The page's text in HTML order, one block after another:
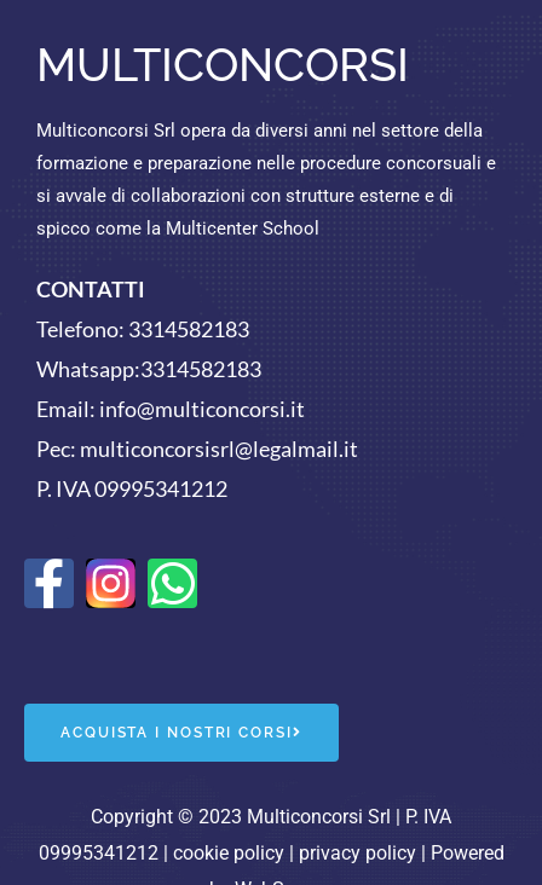
MULTICONCORSI
Multiconcorsi Srl opera da diversi anni nel settore della
formazione e preparazione nelle procedure concorsuali e
si avvale di collaborazioni con strutture esterne e di
spicco come la Multicenter School
CONTATTI
Telefono: 3314582183
Whatsapp:3314582183
Email: info@multiconcorsi.it
Pec: multiconcorsisrl@legalmail.it
P. IVA 09995341212
F
e
b
o
W
t
s
a
ACQUISTA I NOSTRI CORSI
Copyright © 2023 Multiconcorsi Srl | P. IVA
09995341212 | cookie policy| privacy policy| Powered